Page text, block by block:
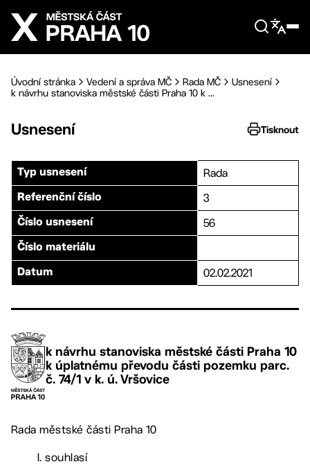
Přejít na hlavní obsah
Úvodní stránka Vedení a správa MČ Rada MČ
Usnesení
k návrhu stanoviska městské části Praha 10 k ...
Usnesení Tisknout
Typ usnesení Rada
Referenční číslo 3
Číslo usnesení 56
Číslo materiálu
Datum 02.02.2021
k návrhu stanoviska městské části Praha 10
k úplatnému převodu části pozemku parc.
č. 74/1 v k. ú. Vršovice
Rada městské části Praha 10
I. souhlasí